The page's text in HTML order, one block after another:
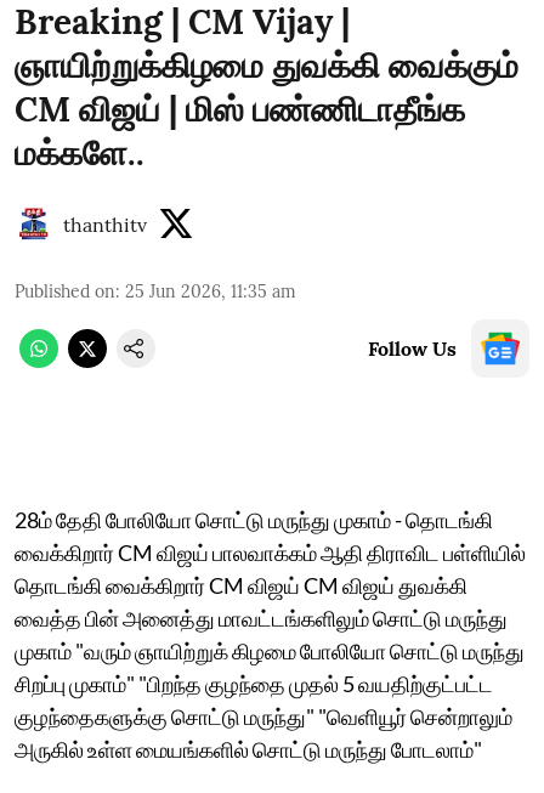
Breaking | CM Vijay |
ஞாயிற்றுக்கிழமை துவக்கி வைக்கும்
CM விஜய் | மிஸ் பண்ணிடாதீங்க
மக்களே..
thanthitv
Published on: 25 Jun 2026, 11:35 am
Follow Us
28ம் தேதி போலியோ சொட்டு மருந்து முகாம் - தொடங்கி
வைக்கிறார் CM விஜய் பாலவாக்கம் ஆதி திராவிட பள்ளியில்
தொடங்கி வைக்கிறார் CM விஜய் CM விஜய் துவக்கி
வைத்த பின் அனைத்து மாவட்டங்களிலும் சொட்டு மருந்து
முகாம் "வரும் ஞாயிற்றுக் கிழமை போலியோ சொட்டு மருந்து
சிறப்பு முகாம்" "பிறந்த குழந்தை முதல் 5 வயதிற்குட்பட்ட
குழந்தைகளுக்கு சொட்டு மருந்து" "வெளியூர் சென்றாலும்
அருகில் உள்ள மையங்களில் சொட்டு மருந்து போடலாம்"